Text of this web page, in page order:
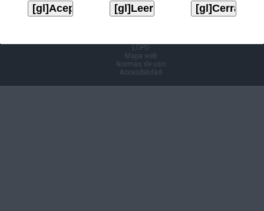
LOPD
Mapa web
Normas de uso
Accesibilidad